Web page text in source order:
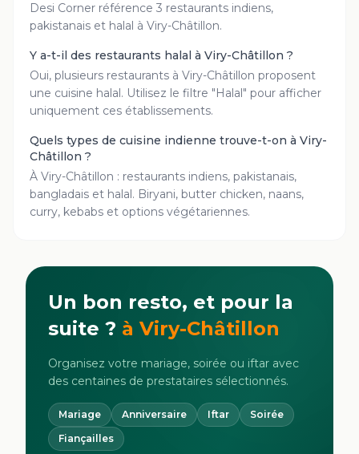
Desi Corner référence 3 restaurants indiens,
pakistanais et halal à Viry-Châtillon.
Y a-t-il des restaurants halal à Viry-Châtillon ?
Oui, plusieurs restaurants à Viry-Châtillon proposent
une cuisine halal. Utilisez le filtre "Halal" pour afficher
uniquement ces établissements.
Quels types de cuisine indienne trouve-t-on à Viry-
Châtillon ?
À Viry-Châtillon : restaurants indiens, pakistanais,
bangladais et halal. Biryani, butter chicken, naans,
curry, kebabs et options végétariennes.
Un bon resto, et pour la
suite ? à Viry-Châtillon
Organisez votre mariage, soirée ou iftar avec
des centaines de prestataires sélectionnés.
Mariage Anniversaire Iftar
Soirée
Fiançailles